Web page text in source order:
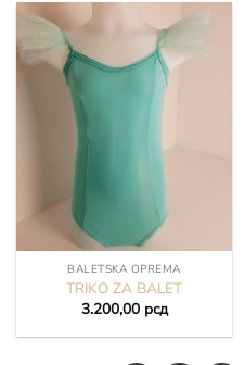
BALETSKA OPREMA
TRIKO ZA BALET
3.200,00 рсд